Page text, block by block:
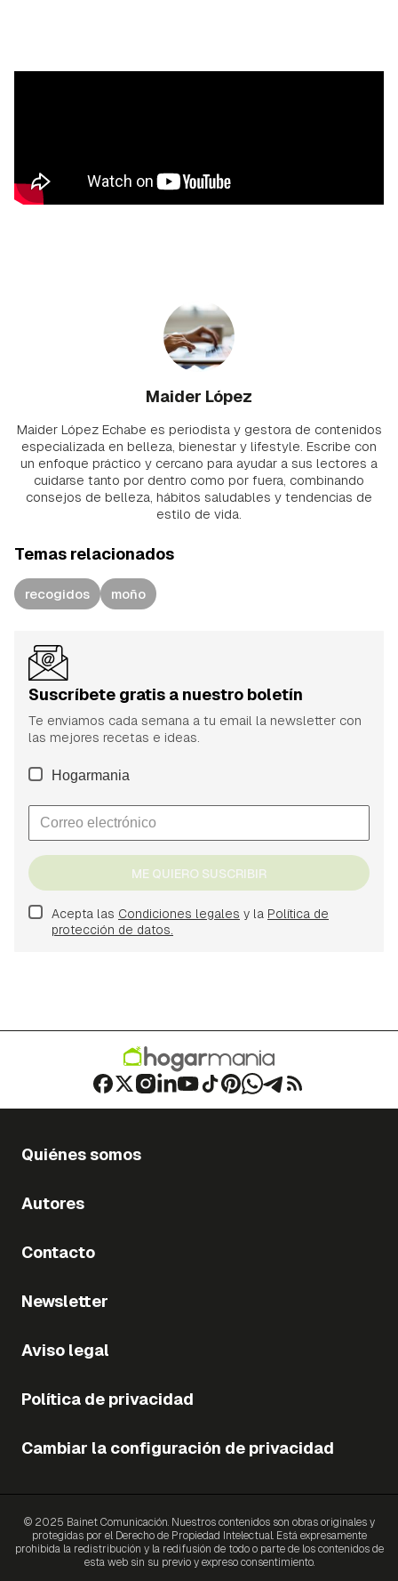
Maider López
Maider López Echabe es periodista y gestora de contenidos
especializada en belleza, bienestar y lifestyle. Escribe con
un enfoque práctico y cercano para ayudar a sus lectores a
cuidarse tanto por dentro como por fuera, combinando
consejos de belleza, hábitos saludables y tendencias de
estilo de vida.
Temas relacionados
recogidos moño
Suscríbete gratis a nuestro boletín
Te enviamos cada semana a tu email la newsletter con
las mejores recetas e ideas.
Hogarmania
ME QUIERO SUSCRIBIR
Acepta las Condiciones legales y la Política de
protección de datos.
Quiénes somos
Autores
Contacto
Newsletter
Aviso legal
Política de privacidad
Cambiar la configuración de privacidad
© 2025 Bainet Comunicación. Nuestros contenidos son obras originales y
protegidas por el Derecho de Propiedad Intelectual. Está expresamente
prohibida la redistribución y la redifusión de todo o parte de los contenidos de
esta web sin su previo y expreso consentimiento.